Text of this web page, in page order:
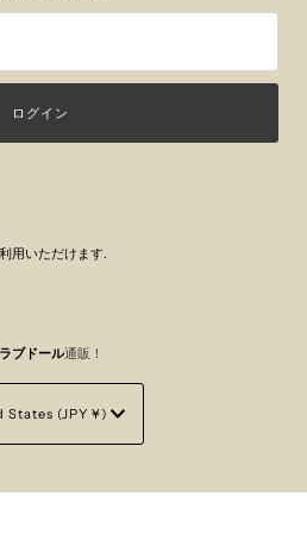
用いただけます.
ラブドール通販！
States (JPY ¥)